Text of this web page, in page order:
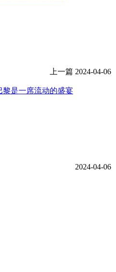
上一篇 2024-04-06
黎是一席流动的盛宴
2024-04-06